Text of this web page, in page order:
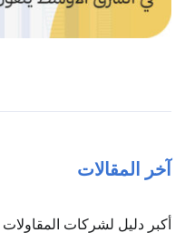
آخر المقالات